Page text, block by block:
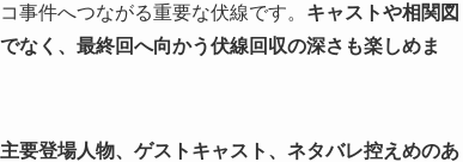
事件へつながる重要な伏線です。 キャストや相関図
なく、最終回へ向かう伏線回収の深さも楽しめま
要登場人物、ゲストキャスト、ネタバレ控えめのあ